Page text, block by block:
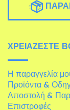
ΧΡΕΙΆΖΕΣΤΕ
Η παραγγελία
Προϊόντα &
Αποστολή &
Επιστροφές